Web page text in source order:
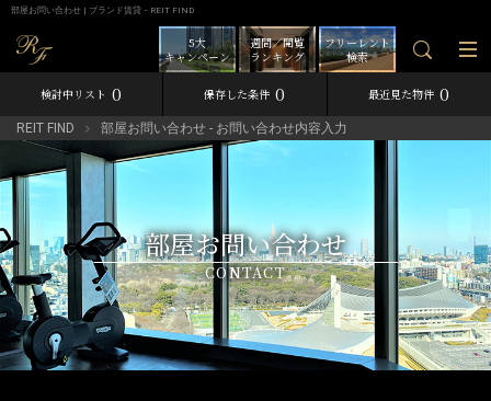
部屋お問い合わせ | ブランド賃貸－REIT FIND
フリーレント
検索
週間／閲覧
ランキング
5大
キャンペーン
検討中リスト 0 保存した条件 0 最近見た物件 0
REIT FIND 部屋お問い合わせ - お問い合わせ内容入力
部屋お問い合わせ
CONTACT